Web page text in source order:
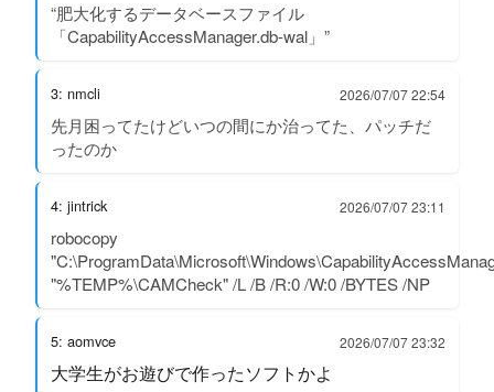
“肥大化するデータベースファイル
「CapabilityAccessManager.db-wal」”
3: nmcli 2026/07/07 22:54
先月困ってたけどいつの間にか治ってた、パッチだ
ったのか
4: jintrick 2026/07/07 23:11
robocopy
"%TEMP%\CAMCheck" /L /B /R:0 /W:0 /BYTES /NP
5: aomvce 2026/07/07 23:32
大学生がお遊びで作ったソフトかよ